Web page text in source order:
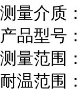
测量介质：
产品型号
测量范围
耐温范围